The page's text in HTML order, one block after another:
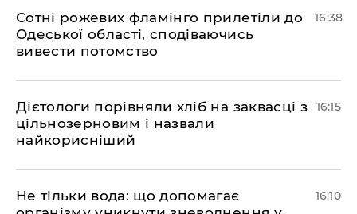
Сотні рожевих фламінго прилетіли до
Одеської області, сподіваючись
вивести потомство
16:38
Дієтологи порівняли хліб на заквасці з
цільнозерновим і назвали
найкорисніший
16:15
Не тільки вода: що допомагає
16:10